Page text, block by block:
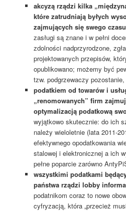
akcyzą rządzi kilka
które zatrudniają byłych
zajmujących się swego
zasługi są znane i w pełni
zdolności nadprzyrodzone,
projektowanych przepisów,
opublikowano; możemy być
tzw. podgrzewaczy pozostanie,
podatkiem od towarów i
„renomowanych” firm
optymalizacją podatkową
wyjątkowo skutecznie: do ich
należy wieloletnie (lata 2011-
efektywnego opodatkowania
stalowej i elektronicznej a ich
pełne poparcie zarówno
wszystkimi podatkami
państwa rządzi lobby
podatnikom coraz to nowe
cyfryzacją, która „przecież